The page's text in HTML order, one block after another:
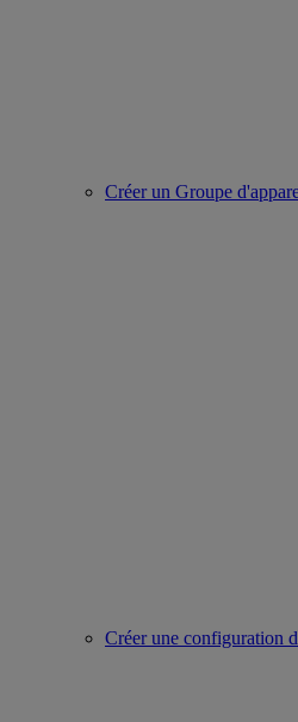
Créer un Groupe
Créer une configuration